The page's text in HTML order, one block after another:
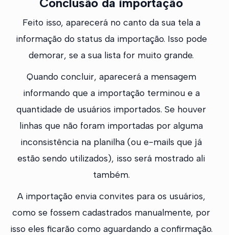
Feito isso, aparecerá no canto da sua tela a
informação do status da importação. Isso pode
demorar, se a sua lista for muito grande.
Quando concluir, aparecerá a mensagem
informando que a importação terminou e a
quantidade de usuários importados. Se houver
linhas que não foram importadas por alguma
inconsistência na planilha (ou e-mails que já
estão sendo utilizados), isso será mostrado ali
também.
A importação envia convites para os usuários,
como se fossem cadastrados manualmente, por
isso eles ficarão como aguardando a confirmação.